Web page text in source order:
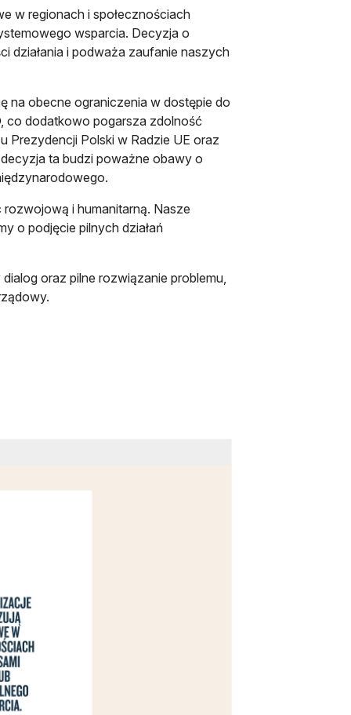
w regionach i społecznościach
wsparcia. Decyzja o
działania i podważa zaufanie naszych
na obecne ograniczenia w dostępie do
co dodatkowo pogarsza zdolność
Prezydencji Polski w Radzie UE oraz
ta budzi poważne obawy o
i humanitarną. Nasze
o podjęcie pilnych działań
oraz pilne rozwiązanie problemu,